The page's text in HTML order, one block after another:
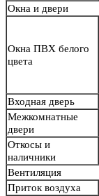
Окна и двери
Окна ПВХ белого
цвета
Входная дверь
Межкомнатные
двери
Откосы и
наличники
Вентиляция
Приток воздуха